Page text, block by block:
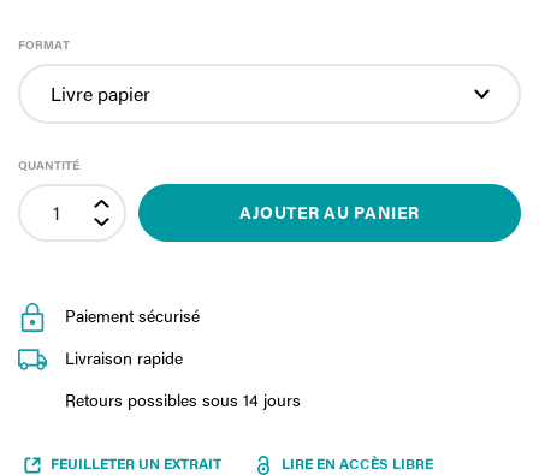
FORMAT
QUANTITÉ
AJOUTER AU PANIER
Paiement sécurisé
Livraison rapide
Retours possibles sous 14 jours
FEUILLETER UN EXTRAIT LIRE EN ACCÈS LIBRE